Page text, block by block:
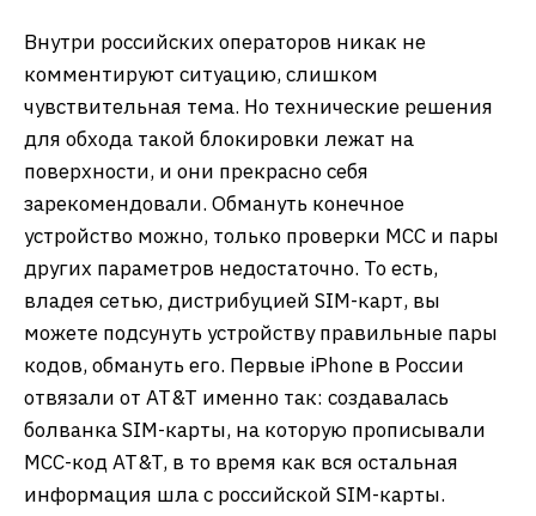
Внутри российских операторов никак не
комментируют ситуацию, слишком
чувствительная тема. Но технические решения
для обхода такой блокировки лежат на
поверхности, и они прекрасно себя
зарекомендовали. Обмануть конечное
устройство можно, только проверки MCC и пары
других параметров недостаточно. То есть,
владея сетью, дистрибуцией SIM-карт, вы
можете подсунуть устройству правильные пары
кодов, обмануть его. Первые iPhone в России
отвязали от AT&T именно так: создавалась
болванка SIM-карты, на которую прописывали
MCC-код AT&T, в то время как вся остальная
информация шла с российской SIM-карты.